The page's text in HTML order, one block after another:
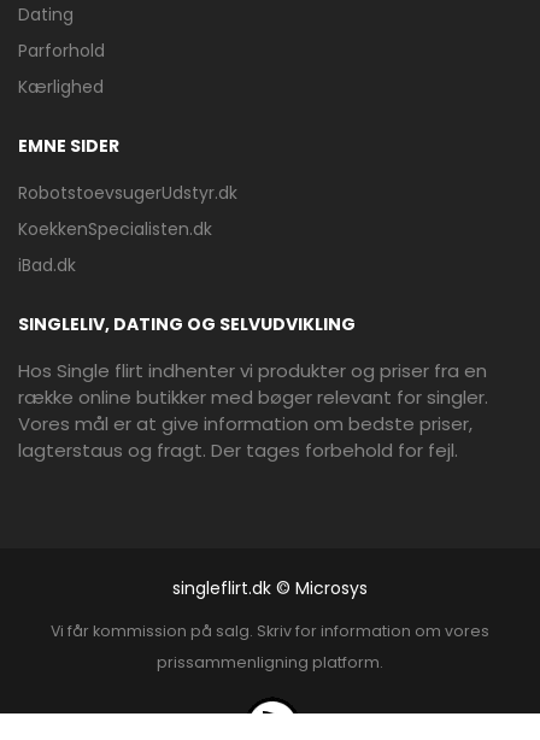
Dating
Parforhold
Kærlighed
EMNE SIDER
RobotstoevsugerUdstyr.dk
KoekkenSpecialisten.dk
iBad.dk
SINGLELIV, DATING OG SELVUDVIKLING
Hos Single flirt indhenter vi produkter og priser fra en
række online butikker med bøger relevant for singler.
Vores mål er at give information om bedste priser,
lagterstaus og fragt. Der tages forbehold for fejl.
singleflirt.dk © Microsys
Vi får kommission på salg. Skriv for information om vores
prissammenligning platform.